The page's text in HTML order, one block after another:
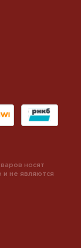
носят
и не являются